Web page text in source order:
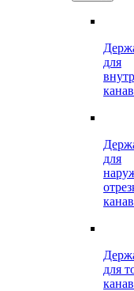
для
для
для